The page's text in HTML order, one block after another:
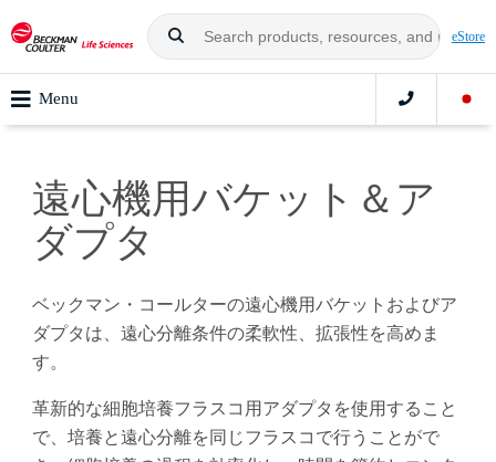
eStore
Menu
遠心機用バケット＆ア
ダプタ
ベックマン・コールターの遠心機用バケットおよびア
ダプタは、遠心分離条件の柔軟性、拡張性を高めま
す。
革新的な細胞培養フラスコ用アダプタを使用すること
で、培養と遠心分離を同じフラスコで行うことがで